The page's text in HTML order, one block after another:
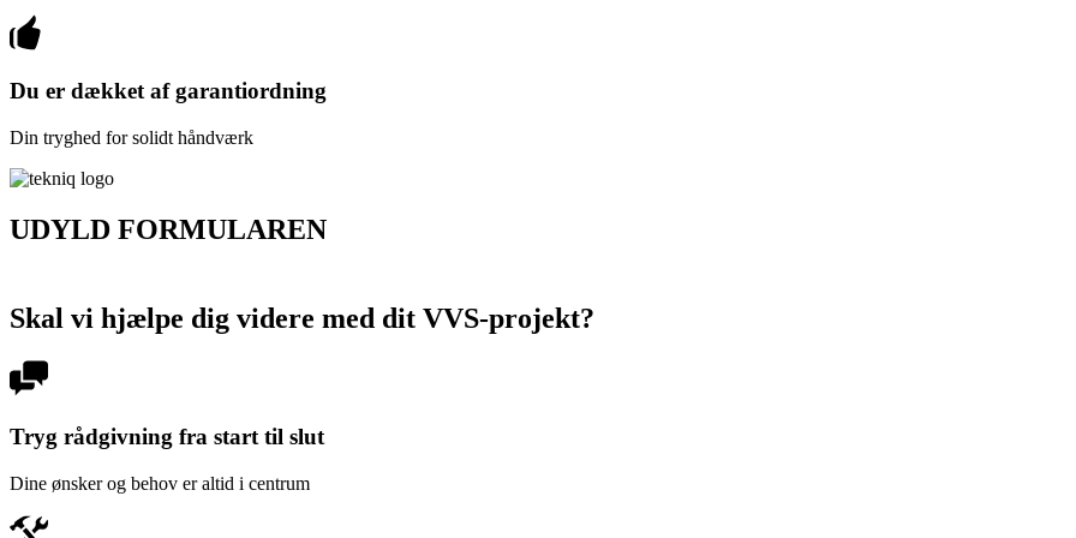
Du er dækket af garantiordning
Din tryghed for solidt håndværk
UDYLD FORMULAREN
Skal vi hjælpe dig videre med dit VVS-projekt?
Tryg rådgivning fra start til slut
Dine ønsker og behov er altid i centrum